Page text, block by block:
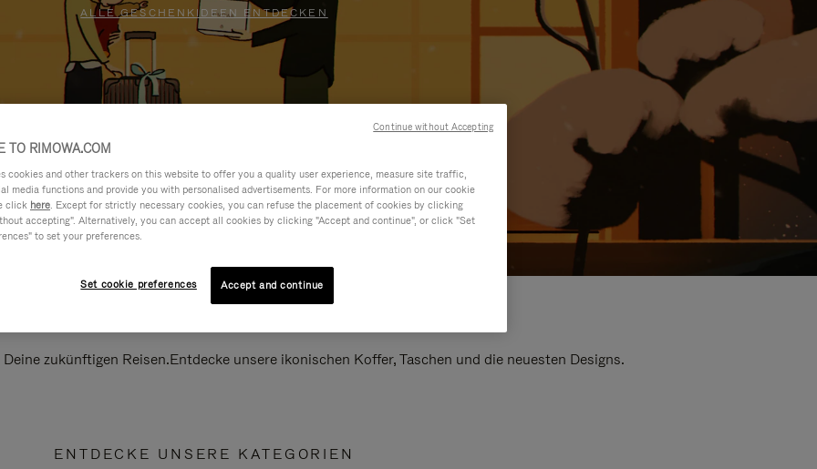
ALLE GESCHENKIDEEN ENTDECKEN
zukünftigen Reisen.Entdecke unsere ikonischen Koffer, Taschen und die neuesten Designs.
ENTDECKE UNSERE KATEGORIEN
TO RIMOWA.COM
cookies and other trackers on this website to offer you a quality user experience, measure site traffic,
media functions and provide you with personalised advertisements. For more information on our cookie
click here. Except for strictly necessary cookies, you can refuse the placement of cookies by clicking
accepting". Alternatively, you can accept all cookies by clicking "Accept and continue", or click "Set
to set your preferences.
Set cookie preferences Accept and continue
Continue without Accepting